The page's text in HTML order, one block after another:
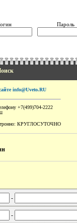
Пароль
info@Uveto.RU
+7(499)704-2222
00
КРУГЛОСУТОЧНО
-
-